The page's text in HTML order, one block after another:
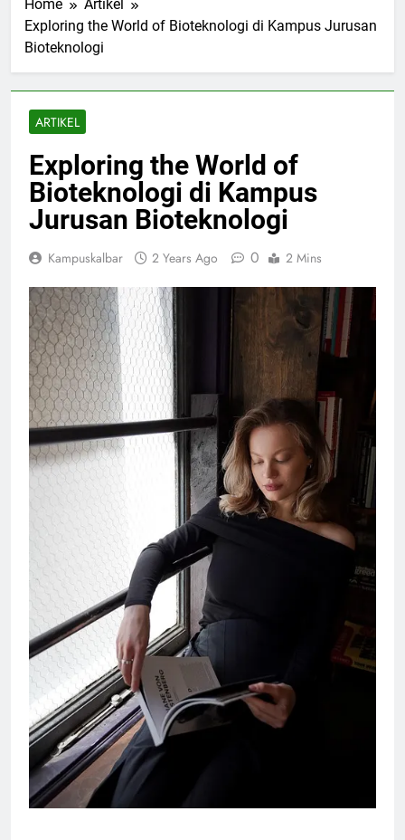
Home
Artikel
Exploring the World of Bioteknologi di Kampus Jurusan
Bioteknologi
ARTIKEL
Exploring the World of
Bioteknologi di Kampus
Jurusan Bioteknologi
Kampuskalbar 2 Years Ago 0 2 Mins